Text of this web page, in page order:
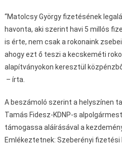
“Matolcsy György fizetésének
havonta, aki szerint havi 5 millós
is érte, nem csak a rokonaink
ahogy ezt ő teszi a kecskeméti
alapítványokon keresztül
– írta.
A beszámoló szerint a helyszínen
Tamás Fidesz-KDNP-s
támogassa aláírásával a
Emlékeztetnek: Szeberényi fizetési